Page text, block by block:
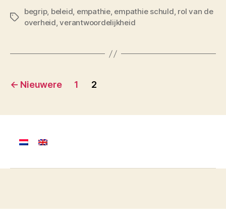
Tags
begrip, beleid, empathie, empathie schuld, rol van de
overheid,verantwoordelijkheid
Berichten
← Nieuwere 1 2